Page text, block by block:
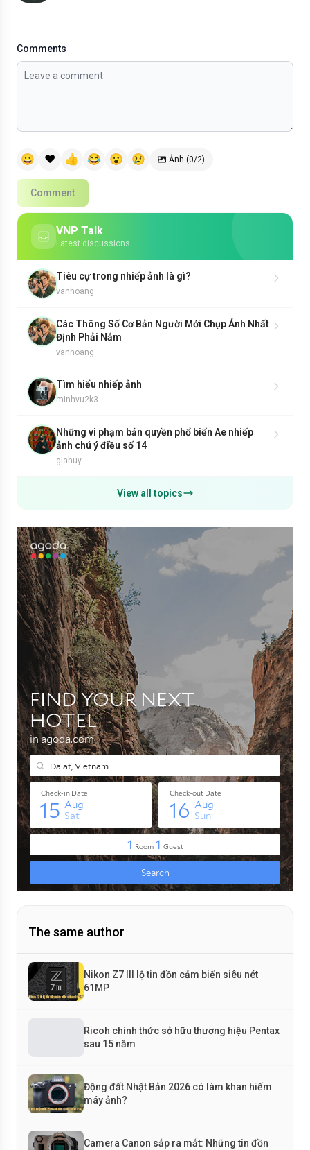
Comments
😀 ❤️ 👍 😂 😮 😢 Ảnh (0/2)
Comment
VNP Talk
Latest discussions
Tiêu cự trong nhiếp ảnh là gì?
vanhoang
Các Thông Số Cơ Bản Người Mới Chụp Ảnh Nhất
Định Phải Nắm
vanhoang
Tìm hiểu nhiếp ảnh
minhvu2k3
Những vi phạm bản quyền phổ biến Ae nhiếp
ảnh chú ý điều số 14
giahuy
View all topics
The same author
Nikon Z7 III lộ tin đồn cảm biến siêu nét
61MP
Ricoh chính thức sở hữu thương hiệu Pentax
sau 15 năm
Động đất Nhật Bản 2026 có làm khan hiếm
máy ảnh?
Camera Canon sắp ra mắt: Những tin đồn